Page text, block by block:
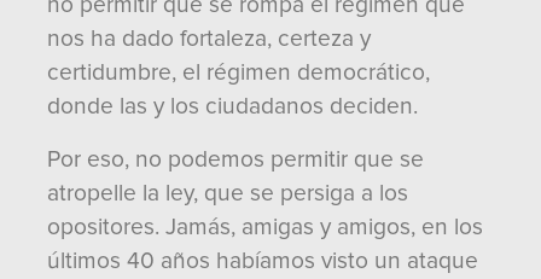
nos ha dado fortaleza, certeza y
certidumbre, el régimen democrático,
donde las y los ciudadanos deciden.
Por eso, no podemos permitir que se
atropelle la ley, que se persiga a los
opositores. Jamás, amigas y amigos, en los
últimos 40 años habíamos visto un ataque